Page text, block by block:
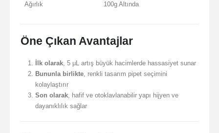
Ağırlık 100g Altında
Öne Çıkan Avantajlar
İlk olarak, 5 μL artış büyük hacimlerde hassasiyet sunar
Bununla birlikte, renkli tasarım pipet seçimini
kolaylaştırır
Son olarak, hafif ve otoklavlanabilir yapı hijyen ve
dayanıklılık sağlar